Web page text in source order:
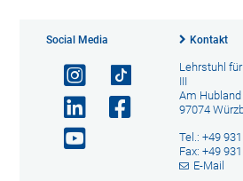
Social Media Kontakt
Lehrstuhl
III
Am Hubland
97074
Tel.: +49
Fax: +49
E-Mail